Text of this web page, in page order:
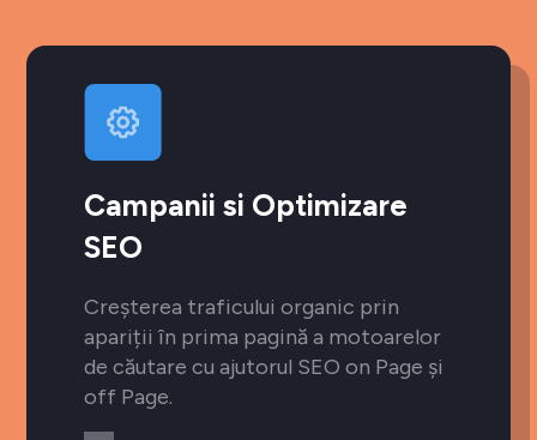
Campanii si Optimizare
SEO
Creșterea traficului organic prin
apariții în prima pagină a motoarelor
de căutare cu ajutorul SEO on Page și
off Page.